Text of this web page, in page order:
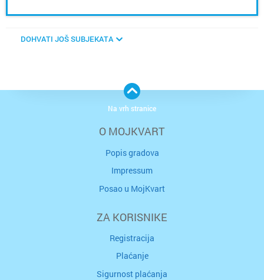
DOHVATI JOŠ SUBJEKATA
O MOJKVART
Popis gradova
Impressum
Posao u MojKvart
ZA KORISNIKE
Registracija
Plaćanje
Sigurnost plaćanja
Na vrh stranice